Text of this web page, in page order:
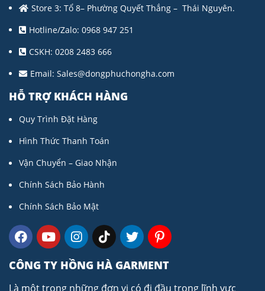
Store 3: Tổ 8– Phường Quyết Thắng – Thái Nguyên.
Hotline/Zalo: 0968 947 251
CSKH: 0208 2483 666
Email: Sales@dongphuchongha.com
HỖ TRỢ KHÁCH HÀNG
Quy Trình Đặt Hàng
Hình Thức Thanh Toán
Vận Chuyển – Giao Nhận
Chính Sách Bảo Hành
Chính Sách Bảo Mật
CÔNG TY HỒNG HÀ GARMENT
Là một trong những đơn vị có đi đầu trong lĩnh vực